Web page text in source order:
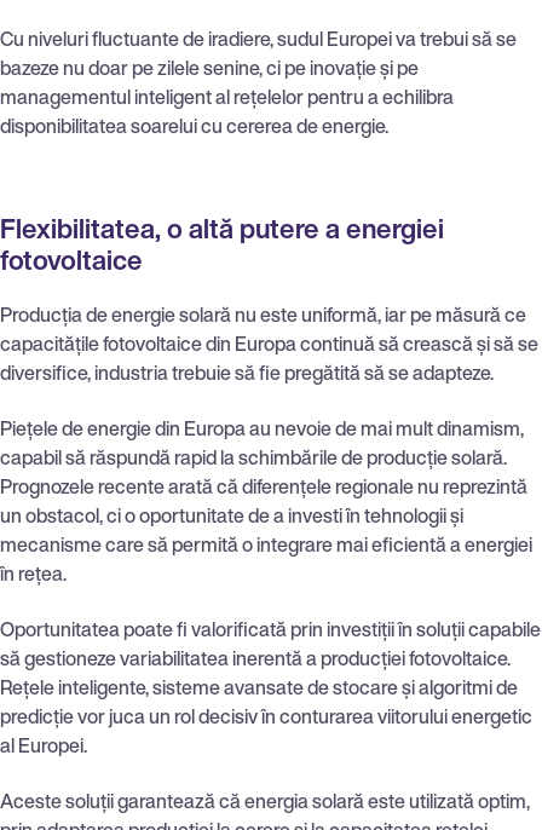
Cu niveluri fluctuante de iradiere, sudul Europei va trebui să se
bazeze nu doar pe zilele senine, ci pe inovație și pe
managementul inteligent al rețelelor pentru a echilibra
disponibilitatea soarelui cu cererea de energie.
Flexibilitatea, o altă putere a energiei
fotovoltaice
Producția de energie solară nu este uniformă, iar pe măsură ce
capacitățile fotovoltaice din Europa continuă să crească și să se
diversifice, industria trebuie să fie pregătită să se adapteze.
Piețele de energie din Europa au nevoie de mai mult dinamism,
capabil să răspundă rapid la schimbările de producție solară.
Prognozele recente arată că diferențele regionale nu reprezintă
un obstacol, ci o oportunitate de a investi în tehnologii și
mecanisme care să permită o integrare mai eficientă a energiei
în rețea.
Oportunitatea poate fi valorificată prin investiții în soluții capabile
să gestioneze variabilitatea inerentă a producției fotovoltaice.
Rețele inteligente, sisteme avansate de stocare și algoritmi de
predicție vor juca un rol decisiv în conturarea viitorului energetic
al Europei.
Aceste soluții garantează că energia solară este utilizată optim,